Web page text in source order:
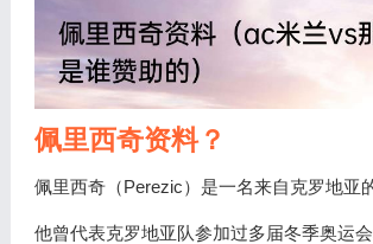
佩里西奇资料？
佩里西奇（Perezic）是一名来自克罗地亚
他曾代表克罗地亚队参加过多届冬季奥运